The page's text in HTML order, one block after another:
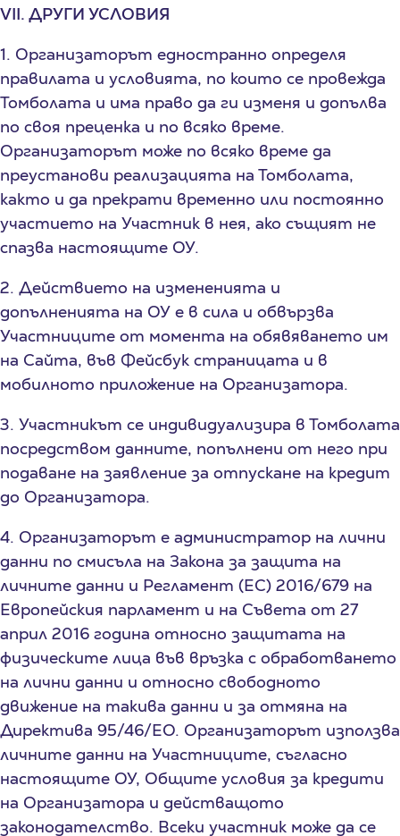
VII. ДРУГИ УСЛОВИЯ
1. Организаторът едностранно определя
правилата и условията, по които се провежда
Томболата и има право да ги изменя и допълва
по своя преценка и по всяко време.
Организаторът може по всяко време да
преустанови реализацията на Томболата,
както и да прекрати временно или постоянно
участието на Участник в нея, ако същият не
спазва настоящите ОУ.
2. Действието на измененията и
допълненията на ОУ е в сила и обвързва
Участниците от момента на обявяването им
на Сайта, във Фейсбук страницата и в
мобилното приложение на Организатора.
3. Участникът се индивидуализира в Томболата
посредством данните, попълнени от него при
подаване на заявление за отпускане на кредит
до Организатора.
4. Организаторът е администратор на лични
данни по смисъла на Закона за защита на
личните данни и Регламент (ЕС) 2016/679 на
Европейския парламент и на Съвета от 27
април 2016 година относно защитата на
физическите лица във връзка с обработването
на лични данни и относно свободното
движение на такива данни и за отмяна на
Директива 95/46/EО. Организаторът използва
личните данни на Участниците, съгласно
настоящите ОУ, Общите условия за кредити
на Организатора и действащото
законодателство. Всеки участник може да се